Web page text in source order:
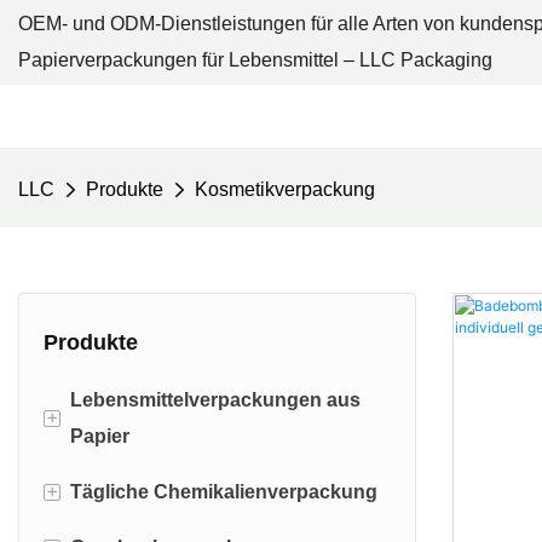
OEM- und ODM-Dienstleistungen für alle Arten von
Papierverpackungen für Lebensmittel – LLC Packaging
LLC Produkte Kosmetikverpackung
Produkte
+
Lebensmittelverpackungen aus
Papier
Papierbrottüte
+ Tägliche Chemikalienverpackung